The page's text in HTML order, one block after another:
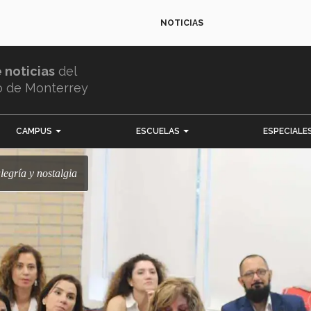
NOTICIAS
noticias del
de Monterrey
CAMPUS ESCUELAS
y nostalgia